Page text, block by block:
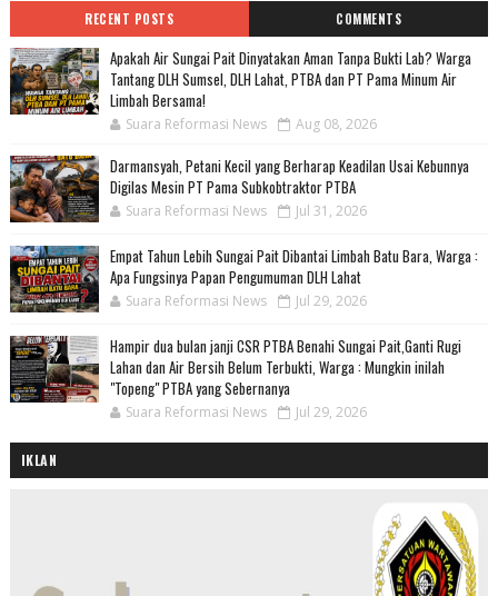
RECENT POSTS COMMENTS
Apakah Air Sungai Pait Dinyatakan Aman Tanpa Bukti Lab? Warga
Tantang DLH Sumsel, DLH Lahat, PTBA dan PT Pama Minum Air
Limbah Bersama!
Suara Reformasi News Aug 08, 2026
Darmansyah, Petani Kecil yang Berharap Keadilan Usai Kebunnya
Digilas Mesin PT Pama Subkobtraktor PTBA
Suara Reformasi News Jul 31, 2026
Empat Tahun Lebih Sungai Pait Dibantai Limbah Batu Bara, Warga :
Apa Fungsinya Papan Pengumuman DLH Lahat
Suara Reformasi News Jul 29, 2026
Hampir dua bulan janji CSR PTBA Benahi Sungai Pait,Ganti Rugi
Lahan dan Air Bersih Belum Terbukti, Warga : Mungkin inilah
"Topeng" PTBA yang Sebernanya
Suara Reformasi News Jul 29, 2026
IKLAN